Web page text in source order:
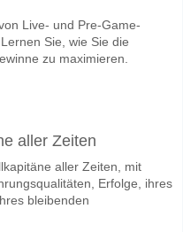
Live- und Pre-Game-
Sie, wie Sie die
zu maximieren.
aller Zeiten
aller Zeiten, mit
Erfolge, ihres
bleibenden